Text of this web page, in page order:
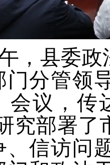
，县委
门分管领
会议，传
究部署了
、信访问